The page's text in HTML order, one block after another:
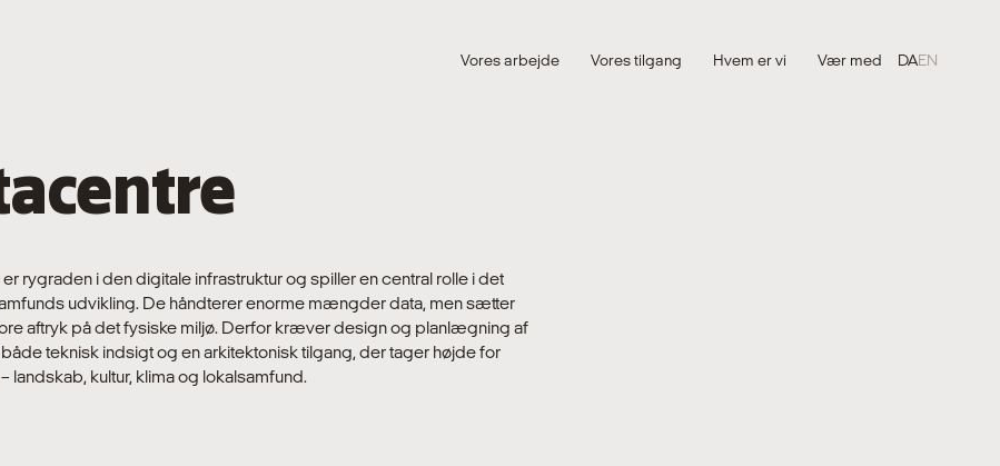
Vores arbejde Vores tilgang Hvem er vi Vær med DAEN
rygraden i den digitale infrastruktur og spiller en central rolle i det
udvikling. De håndterer enorme mængder data, men sætter
aftryk på det fysiske miljø. Derfor kræver design og planlægning af
teknisk indsigt og en arkitektonisk tilgang, der tager højde for
landskab, kultur, klima og lokalsamfund.